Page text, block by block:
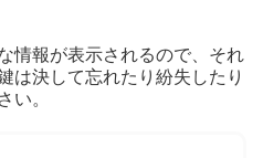
情報が表示されるので、それ
は決して忘れたり紛失したり
い。